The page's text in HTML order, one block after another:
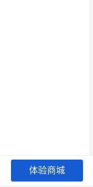
体验商城